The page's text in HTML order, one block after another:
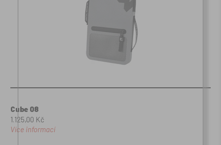
Cube 08
1.125,00 Kč
Více informací